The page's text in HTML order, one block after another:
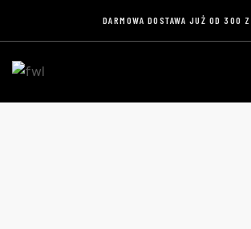
DARMOWA DOSTAWA JUŻ OD 300